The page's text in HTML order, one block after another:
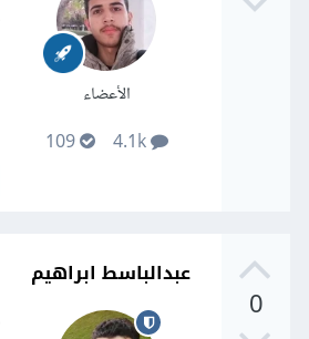
الأعضاء
4.1k
109
0
عبدالباسط ابراهيم